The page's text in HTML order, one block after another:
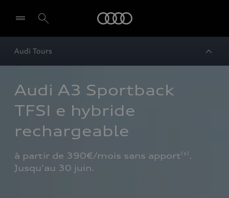
Audi Tours
Audi A3 Sportback
TFSI e hybride
rechargeable
à partir de 390€/mois sans apport⁽¹⁾.
Jusqu'au 30 juin.